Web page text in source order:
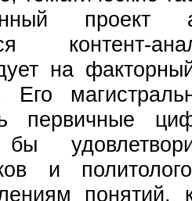
проект
контент-
на
Его
первичные
и
понятий,